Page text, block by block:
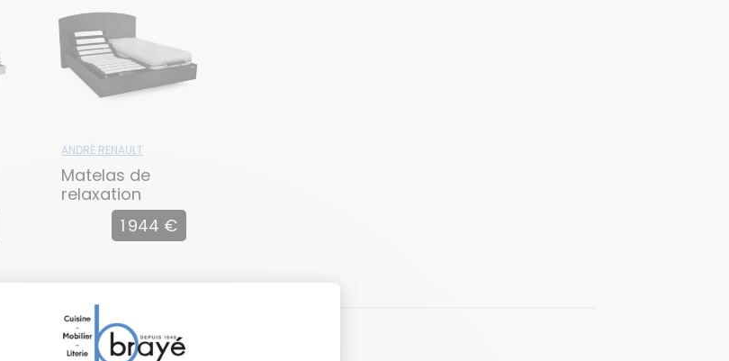
ANDRÉ RENAULT
Matelas de
relaxation
Magnolia
1 944 €
Sommier de relaxation TRIO PADS